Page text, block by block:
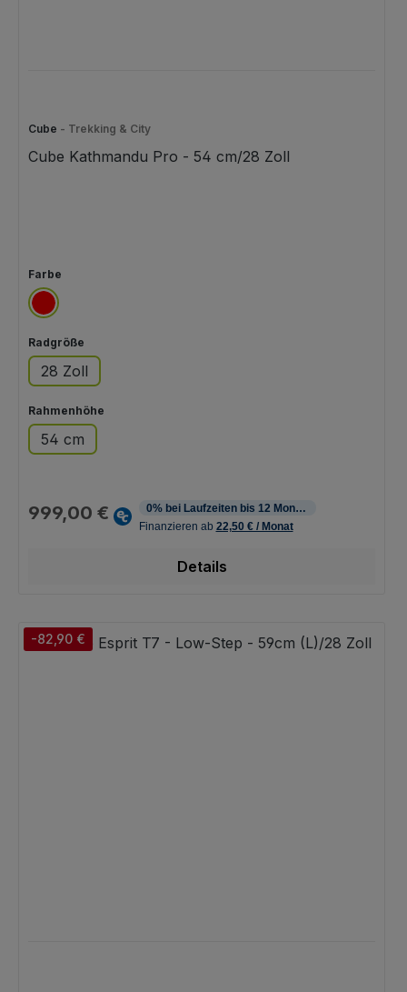
Cube - Trekking & City
Cube Kathmandu Pro - 54 cm/28 Zoll
Farbe
rot
Radgröße
28 Zoll
Rahmenhöhe
54 cm
999,00 €
Details
-82,90 €